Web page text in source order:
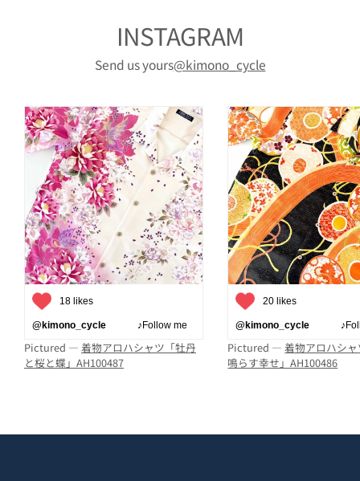
INSTAGRAM
Send us yours@kimono_cycle
18 likes
@kimono_cycle ♪Follow me
Pictured — 着物アロハシャツ「牡丹
と桜と蝶」AH100487
20 likes
@kimono_cycle
Pictured —着物アロハシ
鳴らす幸せ」AH100486